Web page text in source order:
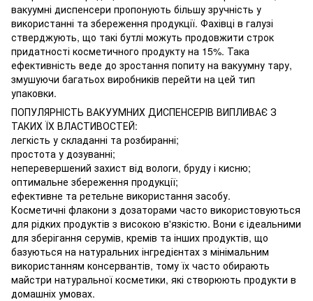
вакуумні диспенсери пропонують більшу зручність у
використанні та збереження продукції. Фахівці в галузі
стверджують, що такі бутлі можуть продовжити строк
придатності косметичного продукту на 15%. Така
ефективність веде до зростання попиту на вакуумну тару,
змушуючи багатьох виробників перейти на цей тип
упаковки.
ПОПУЛЯРНІСТЬ ВАКУУМНИХ ДИСПЕНСЕРІВ ВИПЛИВАЄ З
ТАКИХ ЇХ ВЛАСТИВОСТЕЙ:
легкість у складанні та розбиранні;
простота у дозуванні;
неперевершений захист від вологи, бруду і кисню;
оптимальне збереження продукції;
ефективне та ретельне використання засобу.
Косметичні флакони з дозаторами часто використовуються
для рідких продуктів з високою в'язкістю. Вони є ідеальними
для зберігання серумів, кремів та інших продуктів, що
базуються на натуральних інгредієнтах з мінімальним
використанням консервантів, тому їх часто обирають
майстри натуральної косметики, які створюють продукти в
домашніх умовах.